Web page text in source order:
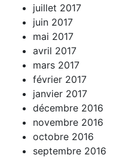
juillet 2017
juin 2017
mai 2017
avril 2017
mars 2017
février 2017
janvier 2017
décembre 2016
novembre 2016
octobre 2016
septembre 2016